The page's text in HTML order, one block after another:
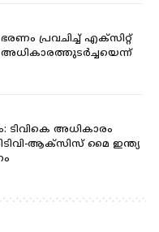
പ്രവചിച്ച് എക്സിറ്റ്
ടിവികെ അധികാരം
ആക്സിസ് മൈ ഇന്ത്യ